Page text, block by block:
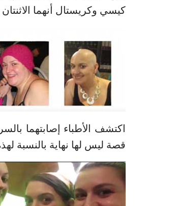
كيسي وكريستال أنهما
اكتشف الأطباء إصابتهما
قصة ليس لها نهاية بالنسبة